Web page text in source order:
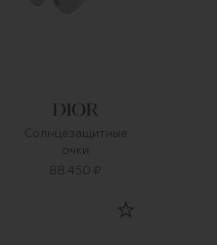
Солнцезащитные
очки
88 450 ₽